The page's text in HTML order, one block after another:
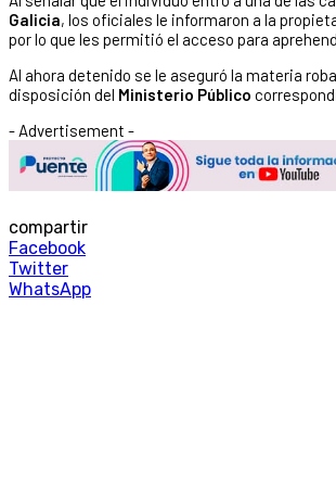
Galicia, los oficiales le informaron a la
por lo que les permitió el acceso para
Al ahora detenido se le aseguró la materia
disposición del Ministerio Público
- Advertisement -
compartir
Facebook
Twitter
WhatsApp